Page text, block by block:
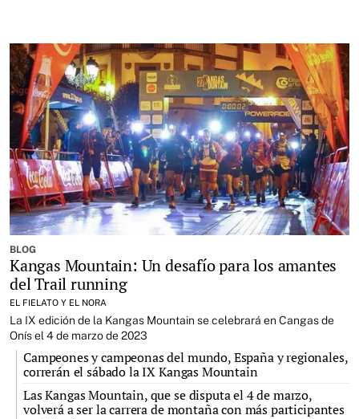
BLOG
Kangas Mountain: Un desafío para los amantes
del Trail running
EL FIELATO Y EL NORA
La IX edición de la Kangas Mountain se celebrará en Cangas de
Onís el 4 de marzo de 2023
Campeones y campeonas del mundo, España y regionales,
correrán el sábado la IX Kangas Mountain
Las Kangas Mountain, que se disputa el 4 de marzo,
volverá a ser la carrera de montaña con más participantes